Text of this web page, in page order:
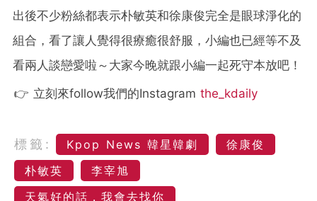
出後不少粉絲都表示朴敏英和徐康俊完全是眼球淨化的
組合，看了讓人覺得很療癒很舒服，小編也已經等不及
看兩人談戀愛啦～大家今晚就跟小編一起死守本放吧！
👉 立刻來follow我們的Instagram the_kdaily
標籤: Kpop News 韓星韓劇
徐康俊
朴敏英
李宰旭
天氣好的話，我會去找你